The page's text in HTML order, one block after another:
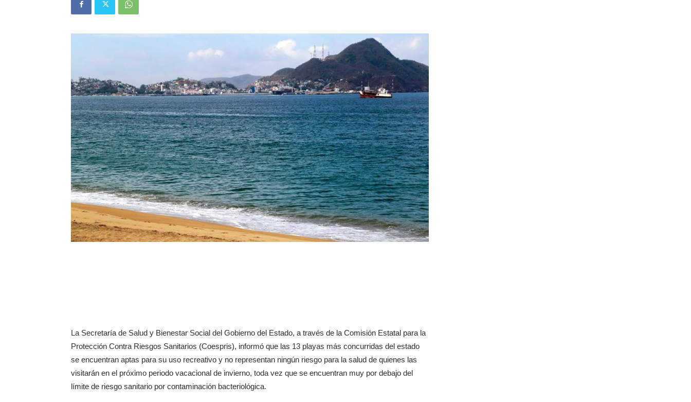
La Secretaría de Salud y Bienestar Social del Gobierno del Estado, a través de la Comisión Estatal para la
Protección Contra Riesgos Sanitarios (Coespris), informó que las 13 playas más concurridas del estado
se encuentran aptas para su uso recreativo y no representan ningún riesgo para la salud de quienes las
visitarán en el próximo periodo vacacional de invierno, toda vez que se encuentran muy por debajo del
límite de riesgo sanitario por contaminación bacteriológica.